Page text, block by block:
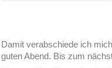
Damit verabschiede ich
guten Abend. Bis zum